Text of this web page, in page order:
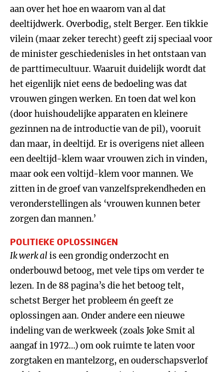
aan over het hoe en waarom van al dat
deeltijdwerk. Overbodig, stelt Berger. Een tikkie
vilein (maar zeker terecht) geeft zij speciaal voor
de minister geschiedenisles in het ontstaan van
de parttimecultuur. Waaruit duidelijk wordt dat
het eigenlijk niet eens de bedoeling was dat
vrouwen gingen werken. En toen dat wel kon
(door huishoudelijke apparaten en kleinere
gezinnen na de introductie van de pil), vooruit
dan maar, in deeltijd. Er is overigens niet alleen
een deeltijd-klem waar vrouwen zich in vinden,
maar ook een voltijd-klem voor mannen. We
zitten in de groef van vanzelfsprekendheden en
veronderstellingen als ‘vrouwen kunnen beter
zorgen dan mannen.’
POLITIEKE OPLOSSINGEN
Ik werk alis een grondig onderzocht en
onderbouwd betoog, met vele tips om verder te
lezen. In de 88 pagina’s die het betoog telt,
schetst Berger het probleem én geeft ze
oplossingen aan. Onder andere een nieuwe
indeling van de werkweek (zoals Joke Smit al
aangaf in 1972…) om ook ruimte te laten voor
zorgtaken en mantelzorg, en ouderschapsverlof